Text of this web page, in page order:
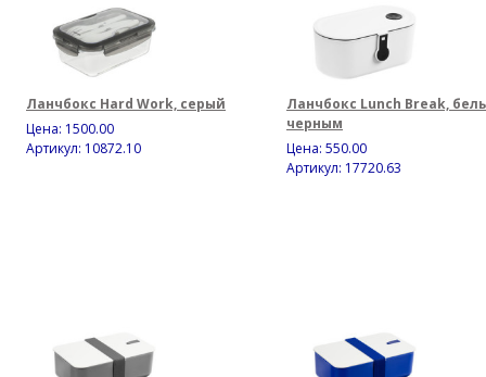
Ланчбокс Hard Work, серый
Цена: 1500.00
Артикул: 10872.10
Ланчбокс Lunch Break,
черным
Цена: 550.00
Артикул: 17720.63